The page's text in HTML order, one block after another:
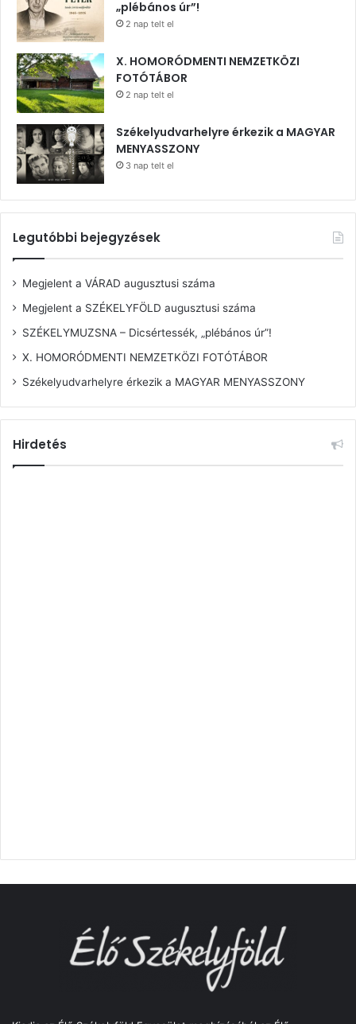
„plébános úr”!
2 nap telt el
X. HOMORÓDMENTI NEMZETKÖZI
FOTÓTÁBOR
2 nap telt el
Székelyudvarhelyre érkezik a MAGYAR
MENYASSZONY
3 nap telt el
Legutóbbi bejegyzések
Megjelent a VÁRAD augusztusi száma
Megjelent a SZÉKELYFÖLD augusztusi száma
SZÉKELYMUZSNA – Dicsértessék, „plébános úr”!
X. HOMORÓDMENTI NEMZETKÖZI FOTÓTÁBOR
Székelyudvarhelyre érkezik a MAGYAR MENYASSZONY
Hirdetés